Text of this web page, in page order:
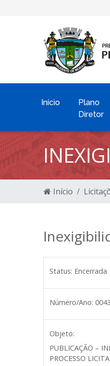
Início
Plano
Diretor
Início
Status: Encerrada
Número/Ano:
Objeto:
PUBLICAÇÃO –
PROCESSO